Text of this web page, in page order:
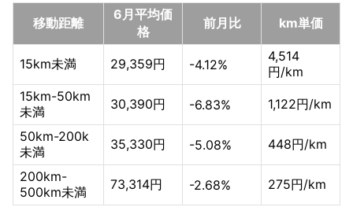
移動距離
6月平均価
格
前月比 km単価
15km未満 29,359円 -4.12%
4,514
円/km
15km-50km
未満
30,390円 -6.83% 1,122円/km
50km-200k
未満
35,330円 -5.08% 448円/km
200km-
500km未満
73,314円 -2.68% 275円/km